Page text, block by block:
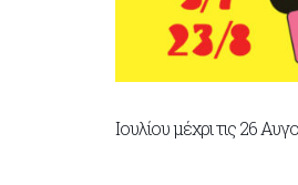
Ιουλίου μέχρι τις 26